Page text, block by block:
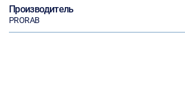
Производитель
PRORAB